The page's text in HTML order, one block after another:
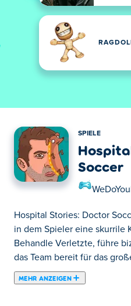
SPIELE
Soccer
Hospital Stories: Doctor
in dem Spieler eine skurrile
Behandle Verletzte, führe
das Team bereit für das
MEHR ANZEIGEN